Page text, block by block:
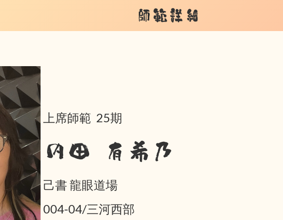
師範詳細
上席師範 25期
内田 有希乃
己書 龍眼道場
004-04/三河西部